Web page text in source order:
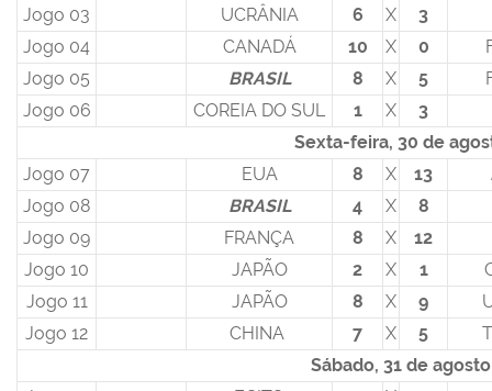
Jogo 03
UCRÂNIA 6 X
3
Jogo 04
CANADÁ 10 X 0
Jogo 05
BRASIL 8 X 5
Jogo 06
COREIA DO SUL 1 X
3
Sexta-feira, 30 de
Jogo 07
EUA 8 X 13
Jogo 08
BRASIL 4 X 8
Jogo 09
FRANÇA 8 X
12
Jogo 10
JAPÃO 2 X 1
Jogo 11
JAPÃO 8 X 9
Jogo 12
CHINA 7 X 5
Sábado, 31 de agosto